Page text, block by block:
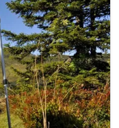
Getränken (Bier,
16-20 Uhr (im
mit Sauna,
von Juni-